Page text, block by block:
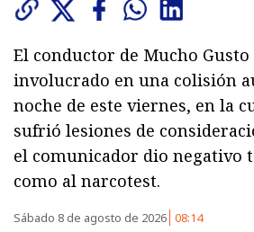
El conductor de Mucho Gusto
involucrado en una colisión
noche de este viernes, en la
sufrió lesiones de
el comunicador dio negativo
como al narcotest.
Sábado 8 de agosto de 2026 08:14